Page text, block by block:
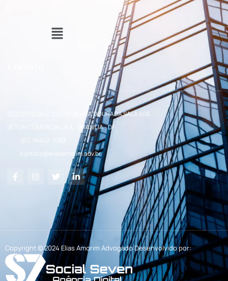
SCS QD 02 BL C. 22 EDIF SERRA DOURADA SALA 609
SETOR COMERCIAL SUL - BRASÍLIA - DF
(61) 98402-1088
contato@eliasamorim.adv.br
Copyright © 2024 Elias Amorim Advogado Desenvolvido por: